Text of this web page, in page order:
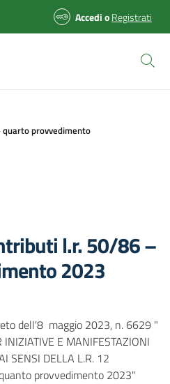
AccedioRegistrati
provvedimento
l.r. 50/86 –
2023
dell'8 maggio 2023, n. 6629 "
E MANIFESTAZIONI
SENSI DELLA L.R. 12
provvedimento 2023"